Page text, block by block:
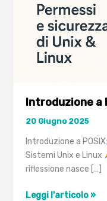
Introduzione a
20 Giugno 2025
Introduzione a
Sistemi Unix e Linux
riflessione nasce […]
Introduzione
Leggi l'articolo »